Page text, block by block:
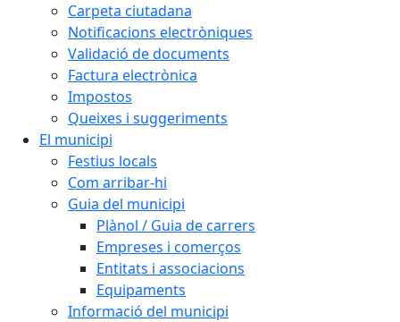
Carpeta ciutadana
Notificacions electròniques
Validació de documents
Factura electrònica
Impostos
Queixes i suggeriments
El municipi
Festius locals
Com arribar-hi
Guia del municipi
Plànol / Guia de carrers
Empreses i comerços
Entitats i associacions
Equipaments
Informació del municipi